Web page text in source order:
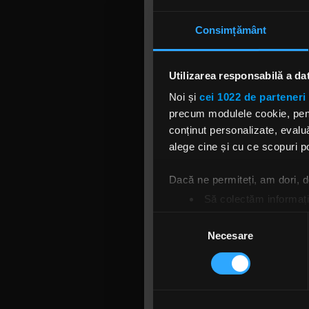
Consimțământ
Utilizarea responsabilă a
Noi și cei 1022 de
precum modulele cookie,
conținut personalizate,
alege cine și cu ce scopuri
Dacă ne permiteți, am dori,
Să colectăm
Găsiți mai multe informații
Vă puteți modifica sau
traficul. De asemenea, le
consimțământului
Necesare